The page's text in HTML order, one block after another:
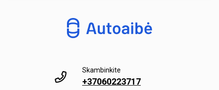
Skambinkite
+37060223717